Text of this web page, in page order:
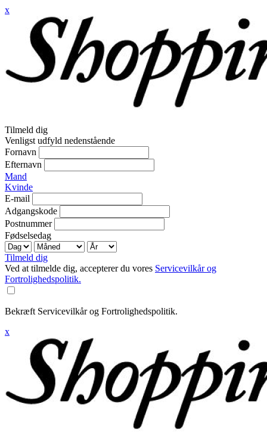
x
Tilmeld dig
Venligst udfyld nedenstående
Fornavn
Efternavn
Mand
Kvinde
E-mail
Adgangskode
Postnummer
Fødselsedag
Tilmeld dig
Ved at tilmelde dig, accepterer du vores Servicevilkår og
Fortrolighedspolitik.
Bekræft Servicevilkår og Fortrolighedspolitik.
x